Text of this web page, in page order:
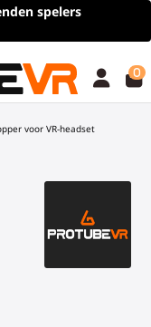
spelers
0
voor VR-headset